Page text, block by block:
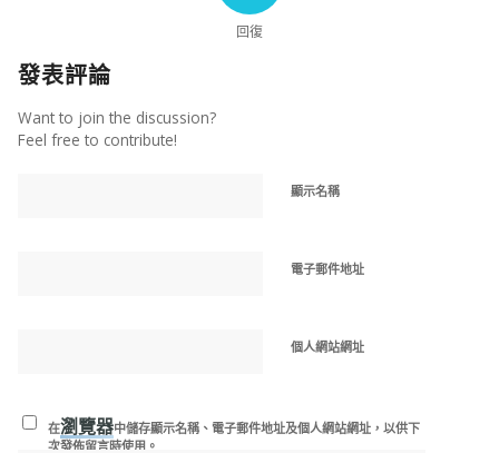
回復
發表評論
Want to join the discussion?
Feel free to contribute!
顯示名稱
電子郵件地址
個人網站網址
在瀏覽器中儲存顯示名稱、電子郵件地址及個人網站網址，以供下
次發佈留言時使用。